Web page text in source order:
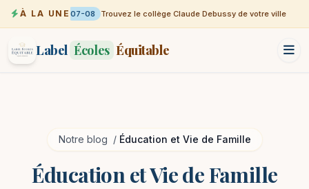
À LA UNE07-08 Trouvez le collège Claude Debussy de votre ville
Label Écoles Équitable
Notre blog / Éducation et Vie de Famille
Éducation et Vie de Famille